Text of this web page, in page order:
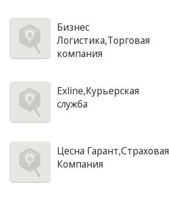
Бизнес
Логистика,Торговая
компания
Exline,Курьерская
служба
Цесна Гарант,Страховая
Компания